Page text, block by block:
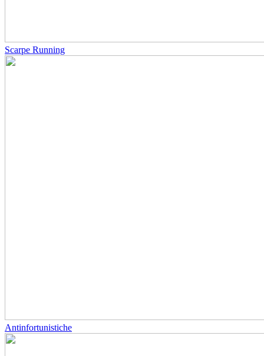
Scarpe Running
Antinfortunistiche